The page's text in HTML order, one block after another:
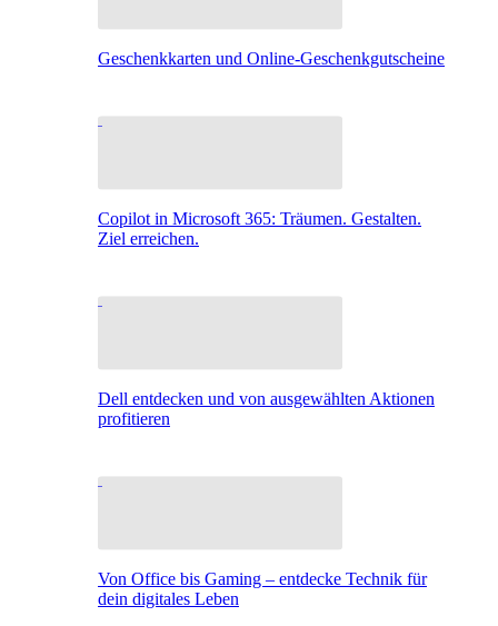
Geschenkkarten und Online-Geschenkgutscheine
Copilot in Microsoft 365: Träumen. Gestalten.
Ziel erreichen.
Dell entdecken und von ausgewählten Aktionen
profitieren
Von Office bis Gaming – entdecke Technik für
dein digitales Leben